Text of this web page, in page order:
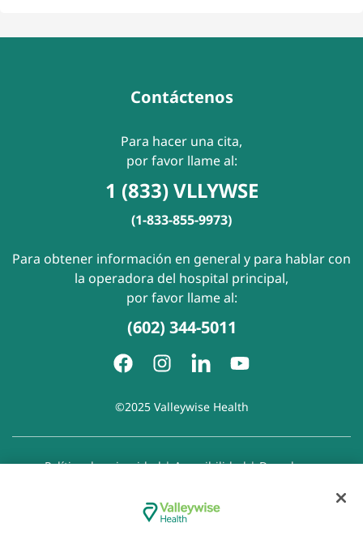
Contáctenos
Para hacer una cita,
por favor llame al:
1 (833) VLLYWSE
(1-833-855-9973)
Para obtener información en general y para hablar con
la operadora del hospital principal,
por favor llame al:
(602) 344-5011
©2025 Valleywise Health
Política de privacidad|Accesibilidad|Derechos y
Aviso de Prohibición de la Discriminación
Exención de responsabilidad con respecto a sitios web